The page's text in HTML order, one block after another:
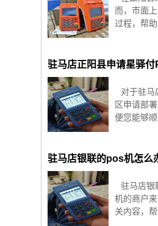
而，市面
过程，帮
驻马店正阳县申请星驿付
对于驻马
区申请部
便您能够
驻马店银联的pos机怎么
驻马店银
机的商户
关内容，